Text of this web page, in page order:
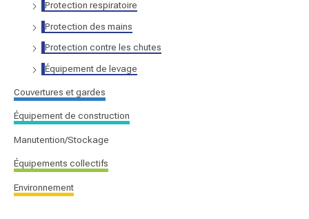
Protection respiratoire
Protection des mains
Protection contre les chutes
Équipement de levage
Couvertures et gardes
Équipement de construction
Manutention/Stockage
Équipements collectifs
Environnement